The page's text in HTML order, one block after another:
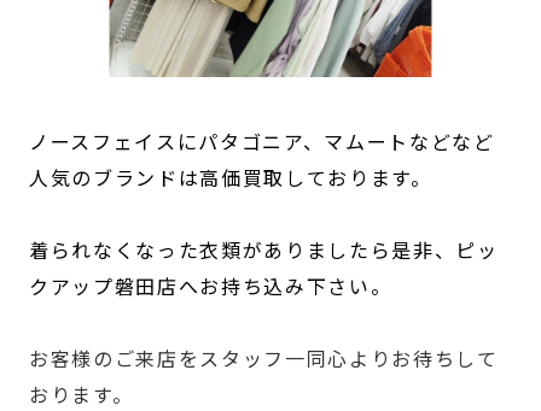
ノースフェイスにパタゴニア、マムートなどなど
人気のブランドは高価買取しております。
着られなくなった衣類がありましたら是非、ピッ
クアップ磐田店へお持ち込み下さい。
お客様のご来店をスタッフ一同心よりお待ちして
おります。